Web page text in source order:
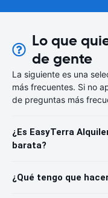
Lo que
de gente
La siguiente es una
más frecuentes. Si no
de preguntas más
¿Es EasyTerra
barata?
¿Qué tengo que